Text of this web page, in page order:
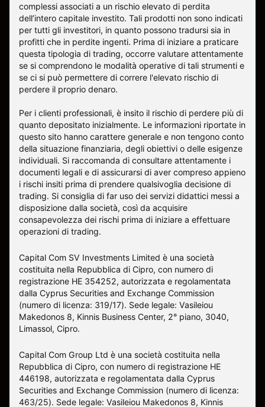
complessi associati a un rischio elevato di perdita
dell’intero capitale investito. Tali prodotti non sono indicati
per tutti gli investitori, in quanto possono tradursi sia in
profitti che in perdite ingenti. Prima di iniziare a praticare
questa tipologia di trading, occorre valutare attentamente
se si comprendono le modalità operative di tali strumenti e
se ci si può permettere di correre l'elevato rischio di
perdere il proprio denaro.
Per i clienti professionali, è insito il rischio di perdere più di
quanto depositato inizialmente. Le informazioni riportate in
questo sito hanno carattere generale e non tengono conto
della situazione finanziaria, degli obiettivi o delle esigenze
individuali. Si raccomanda di consultare attentamente i
documenti legali e di assicurarsi di aver compreso appieno
i rischi insiti prima di prendere qualsivoglia decisione di
trading. Si consiglia di far uso dei servizi didattici messi a
disposizione dalla società, così da acquisire
consapevolezza dei rischi prima di iniziare a effettuare
operazioni di trading.
Capital Com SV Investments Limited è una società
costituita nella Repubblica di Cipro, con numero di
registrazione HE 354252, autorizzata e regolamentata
dalla Cyprus Securities and Exchange Commission
(numero di licenza: 319/17). Sede legale: Vasileiou
Makedonos 8, Kinnis Business Center, 2° piano, 3040,
Limassol, Cipro.
Capital Com Group Ltd è una società costituita nella
Repubblica di Cipro, con numero di registrazione ΗΕ
446198, autorizzata e regolamentata dalla Cyprus
Securities and Exchange Commission (numero di licenza:
463/25). Sede legale: Vasileiou Makedonos 8, Kinnis